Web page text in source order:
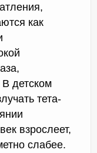
как
В детском
тета-
взрослеет,
слабее.